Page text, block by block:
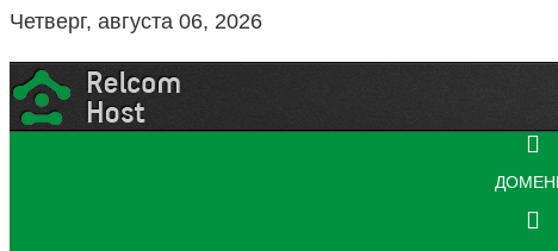
Четверг, августа 06, 2026